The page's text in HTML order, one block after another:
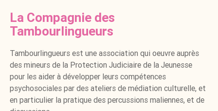
La Compagnie des
Tambourlingueurs
Tambourlingueurs est une association qui oeuvre auprès
des mineurs de la Protection Judiciaire de la Jeunesse
pour les aider à développer leurs compétences
psychosociales par des ateliers de médiation culturelle, et
en particulier la pratique des percussions maliennes, et de